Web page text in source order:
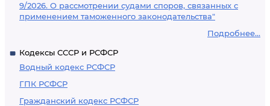
9/2026. О рассмотрении судами споров, связанных с
применением таможенного законодательства"
Подробнее...
Кодексы СССР и РСФСР
Водный кодекс РСФСР
ГПК РСФСР
Гражданский кодекс РСФСР